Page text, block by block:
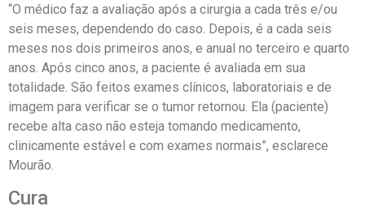
“O médico faz a avaliação após a cirurgia a cada três e/ou
seis meses, dependendo do caso. Depois, é a cada seis
meses nos dois primeiros anos, e anual no terceiro e quarto
anos. Após cinco anos, a paciente é avaliada em sua
totalidade. São feitos exames clínicos, laboratoriais e de
imagem para verificar se o tumor retornou. Ela (paciente)
recebe alta caso não esteja tomando medicamento,
clinicamente estável e com exames normais”, esclarece
Mourão.
Cura